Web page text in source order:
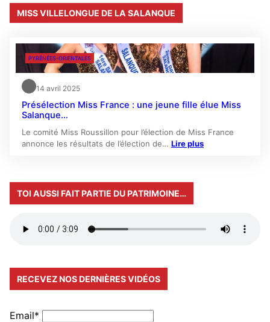
MISS VILLELONGUE DE LA SALANQUE
PYRÉNÉES-ORIENTALES
14 avril 2025
Présélection Miss France : une jeune fille élue Miss
Salanque…
Le comité Miss Roussillon pour l’élection de Miss France
annonce les résultats de l’élection de… Lire plus
TOI AUSSI FAIT PARTIE DU PATRIMOINE…
RECEVEZ NOS DERNIÈRES VIDÉOS
Email*